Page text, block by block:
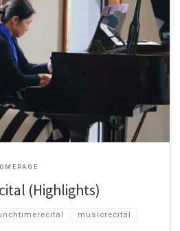
(Highlights)
musicrecital